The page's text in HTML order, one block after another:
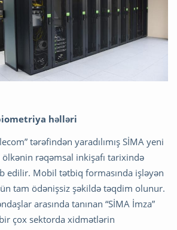
həlləri
tərəfindən yaradılımış SİMA yeni
rəqəmsal inkişafı tarixində
edilir. Mobil tətbiq formasında işləyən
tam ödənişsiz şəkildə təqdim olunur.
arasında tanınan “SİMA İmza”
çox sektorda xidmətlərin